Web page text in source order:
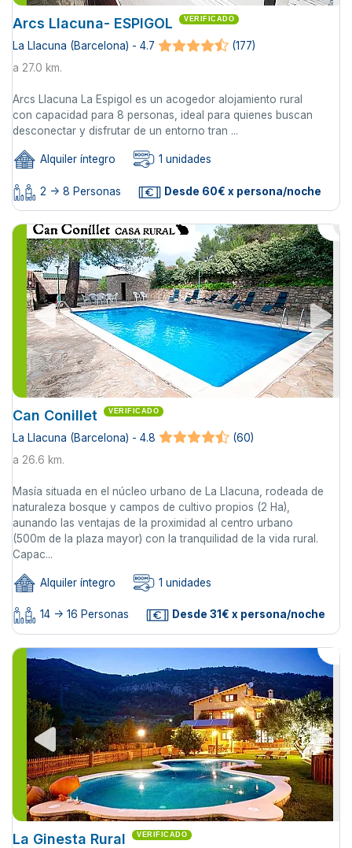
Arcs Llacuna- ESPIGOL VERIFICADO
La Llacuna (Barcelona) - 4.7
(177)
a 27.0 km.
Arcs Llacuna La Espigol es un acogedor alojamiento rural
con capacidad para 8 personas, ideal para quienes buscan
desconectar y disfrutar de un entorno tran ...
Alquiler íntegro 1 unidades
2 -> 8 Personas Desde 60€ x persona/noche
Can Conillet VERIFICADO
La Llacuna (Barcelona) - 4.8
(60)
a 26.6 km.
Masía situada en el núcleo urbano de La Llacuna, rodeada de
naturaleza bosque y campos de cultivo propios (2 Ha),
aunando las ventajas de la proximidad al centro urbano
(500m de la plaza mayor) con la tranquilidad de la vida rural.
Capac...
Alquiler íntegro 1 unidades
14 -> 16 Personas Desde 31€ x persona/noche
La Ginesta Rural VERIFICADO